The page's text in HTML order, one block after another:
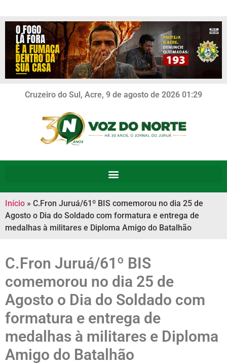
Cruzeiro do Sul, Acre, 9 de agosto de 2026 01:29
Início » C.Fron Juruá/61º BIS comemorou no dia 25 de
Agosto o Dia do Soldado com formatura e entrega de
medalhas à militares e Diploma Amigo do Batalhão
C.Fron Juruá/61º BIS
comemorou no dia 25 de
Agosto o Dia do Soldado com
formatura e entrega de
medalhas à militares e Diploma
Amigo do Batalhão